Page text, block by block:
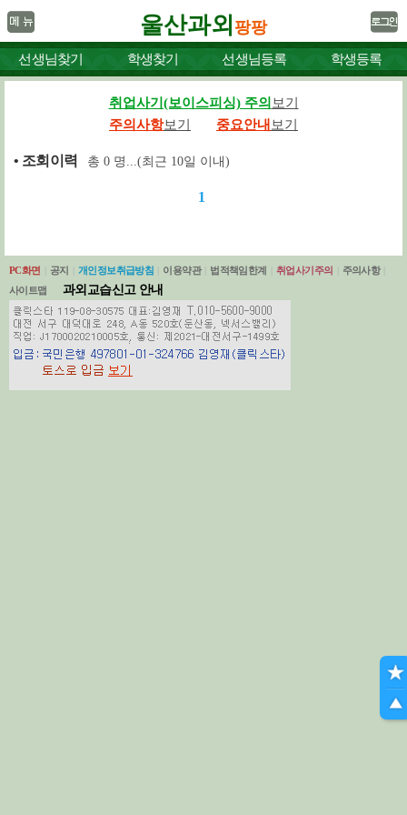
울산과외 팡팡
선생님찾기 학생찾기 선생님등록 학생등록
취업사기(보이스피싱) 주의 보기
주의사항보기 중요안내 보기
• 조회 이력 총0 명...(최근 10일 이내)
1
PC화면 공지 개인정보취급방침 이용약관 법적책임한계 취업사기주의 주의사항
사이트맵
과외교습신고 안내